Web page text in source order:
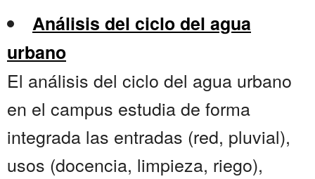
Análisis del ciclo del agua
urbano
El análisis del ciclo del agua urbano
en el campus estudia de forma
integrada las entradas (red, pluvial),
usos (docencia, limpieza, riego),